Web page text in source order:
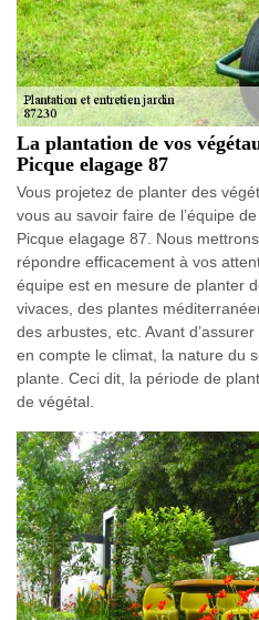
La plantation de vos
Picque elagage 87
Vous projetez de planter des
vous au savoir faire de l’équipe
Picque elagage 87. Nous
répondre efficacement à vos
équipe est en mesure de planter
vivaces, des plantes
des arbustes, etc. Avant
en compte le climat, la nature du
plante. Ceci dit, la période de
de végétal.